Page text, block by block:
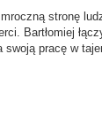
stronę
Bartłomiej
pracę w